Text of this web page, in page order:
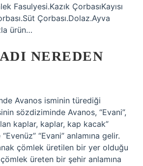
Fasulyesi.Kazık ÇorbasıKayısı
Çorbası.Dolaz.Ayva
ürün…
NEREDEN
Avanos isminin türediği
sözdiziminde Avanos, “Evani”,
kaplar, kaplar, kap kacak”
“Evani” anlamına gelir.
çömlek üretilen bir yer olduğu
üreten bir şehir anlamına